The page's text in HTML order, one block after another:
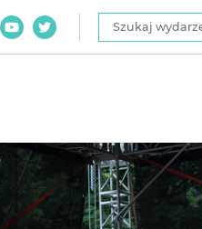
Szukaj wydarzeń